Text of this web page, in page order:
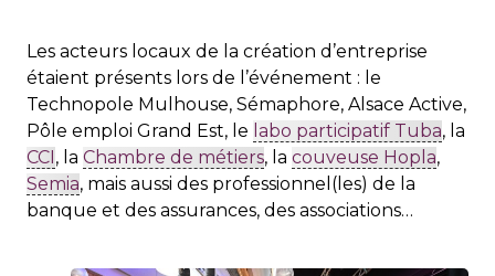
Les acteurs locaux de la création d’entreprise
étaient présents lors de l’événement : le
Technopole Mulhouse, Sémaphore, Alsace Active,
Pôle emploi Grand Est, le labo participatif Tuba, la
CCI , la Chambre de métiers, la couveuse Hopla,
Semia, mais aussi des professionnel(les) de la
banque et des assurances, des associations…